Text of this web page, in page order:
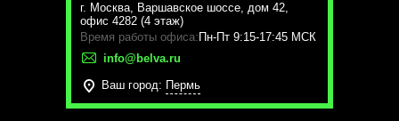
г. Москва, Варшавское шоссе, дом 42,
офис 4282 (4 этаж)
Время работы офиса: Пн-Пт 9:15-17:45 МСК
info@belva.ru
Ваш город: Пермь